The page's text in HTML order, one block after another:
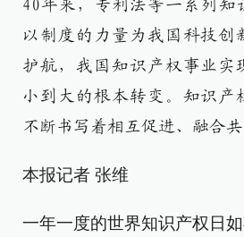
40年来，专利法等一系列知
以制度的力量为我国科技创
护航，我国知识产权事业实
小到大的根本转变。知识产
不断书写着相互促进、融合共
本报记者 张维
一年一度的世界知识产权日如